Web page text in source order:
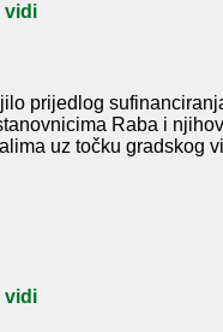
vidi
prijedlog
Raba i
uz točku gradskog
vidi